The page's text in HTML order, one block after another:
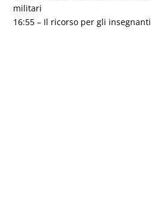
militari
16:55 – Il ricorso per gli insegnanti